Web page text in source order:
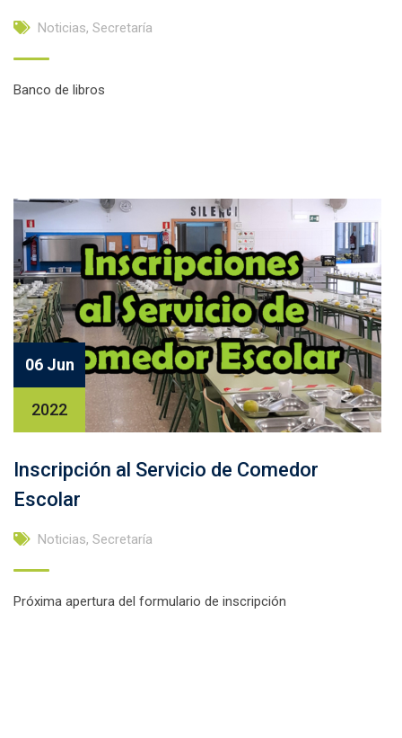
Noticias, Secretaría
Banco de libros
06 Jun
2022
Inscripción al Servicio de Comedor
Escolar
Noticias, Secretaría
Próxima apertura del formulario de inscripción